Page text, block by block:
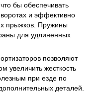
бы обеспечивать
и эффективно
прыжков. Пружины
для удлиненных
позволяют
увеличить жесткость
при езде по
деталей.